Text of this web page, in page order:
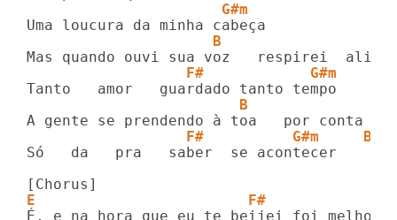
                      G#m
                     B                  E
                  F#            G#m
B
                  F#          G#m     B
Só   da   pra   saber  se acontecer
E                        F#